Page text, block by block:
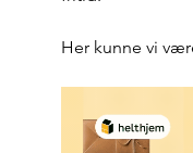
Her kunne vi